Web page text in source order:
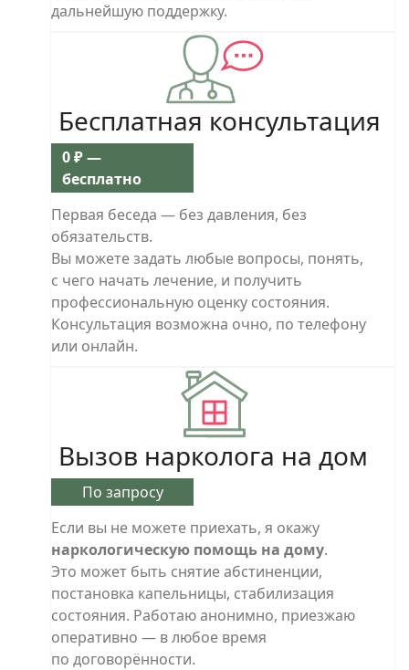
дальнейшую поддержку.
Бесплатная консультация
0 ₽ —
бесплатно
Первая беседа — без давления, без
обязательств.
Вы можете задать любые вопросы, понять,
с чего начать лечение, и получить
профессиональную оценку состояния.
Консультация возможна очно, по телефону
или онлайн.
Вызов нарколога на дом
По запросу
Если вы не можете приехать, я окажу
наркологическую помощь на дому.
Это может быть снятие абстиненции,
постановка капельницы, стабилизация
состояния. Работаю анонимно, приезжаю
оперативно — в любое время
по договорённости.